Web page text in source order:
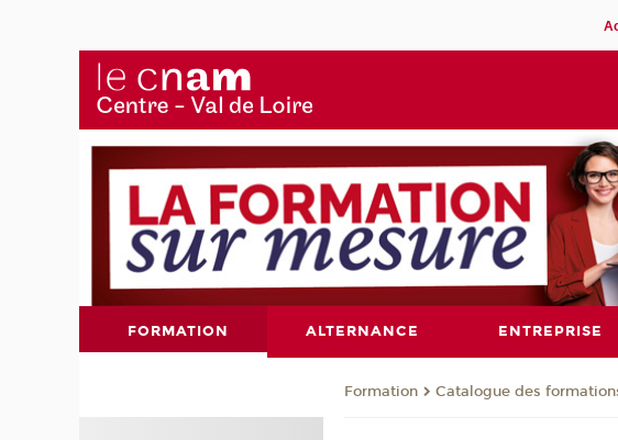
FORMATION ALTERNANCE ENTREPRISE
Formation Catalogue des